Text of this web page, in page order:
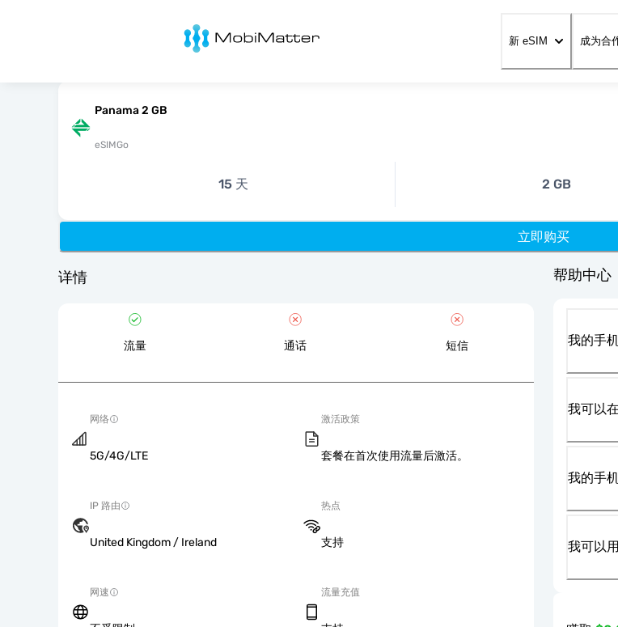
MobiMatter
新 eSIM 成为合
Panama 2 GB
eSIMGo
15 天 2 GB
立即购买
详情
流量 通话 短信
网络
5G/4G/LTE
激活政策
套餐在首次使用流量后激活。
IP 路由
United Kingdom / Ireland
热点
支持
网速 流量充值
帮助中心
我的手
我可以
我的手
我可以